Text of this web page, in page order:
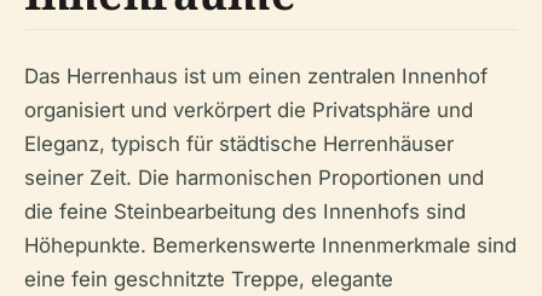
Das Herrenhaus ist um einen zentralen Innenhof
organisiert und verkörpert die Privatsphäre und
Eleganz, typisch für städtische Herrenhäuser
seiner Zeit. Die harmonischen Proportionen und
die feine Steinbearbeitung des Innenhofs sind
Höhepunkte. Bemerkenswerte Innenmerkmale sind
eine fein geschnitzte Treppe, elegante